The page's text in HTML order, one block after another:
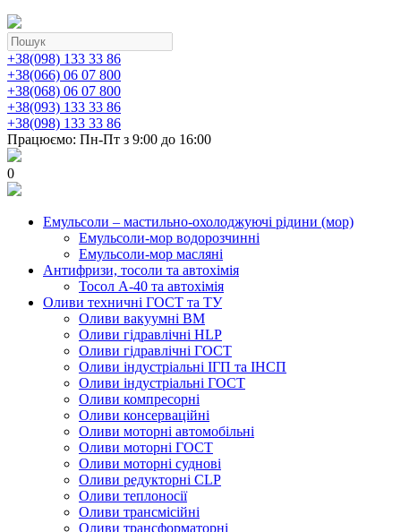
+38(098) 133 33 86
+38(066) 06 07 800
+38(068) 06 07 800
+38(093) 133 33 86
+38(098) 133 33 86
Працюємо: Пн-Пт з 9:00 до 16:00
0
Емульсоли – мастильно-охолоджуючі рідини (мор)
Емульсоли-мор водорозчинні
Емульсоли-мор масляні
Антифризи, тосоли та автохімія
Тосол А-40 та автохімія
Оливи техничні ГОСТ та ТУ
Оливи вакуумні ВМ
Оливи гідравлічні HLP
Оливи гідравлічні ГОСТ
Оливи індустріальні ІГП та ІНСП
Оливи індустріальні ГОСТ
Оливи компресорні
Оливи консерваційні
Оливи моторні автомобільні
Оливи моторні ГОСТ
Оливи моторні суднові
Оливи редукторні CLP
Оливи теплоносії
Оливи трансмісійні
Оливи трансформаторні